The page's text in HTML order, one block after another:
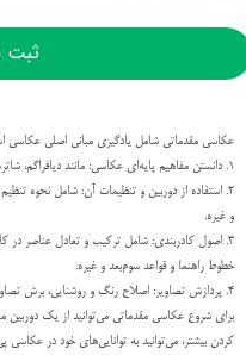
ثبت
عکاسی مقدماتی شامل یادگیری مبانی اصلی عکاسی
۱. دانستن مفاهیم پایه‌ای عکاسی: مانند دیافراگم، شاتر‌سرعت، حساسیت ISO، فوکوس، نورپردازی و غیره.
و غیره.
۳. اصول کادربندی: شامل ترکیب و تعادل عناصر در
خطوط راهنما و قواعد سوم‌بعد و غیره.
۴. پردازش تصاویر: اصلاح رنگ و روشنایی، برش تصاویر، اعمال فیلترها و افکت‌های مختلف و غیره.
برای شروع عکاسی مقدماتی می‌توانید از یک دوربین
کردن بیشتر، می‌توانید به توانایی‌های خود در